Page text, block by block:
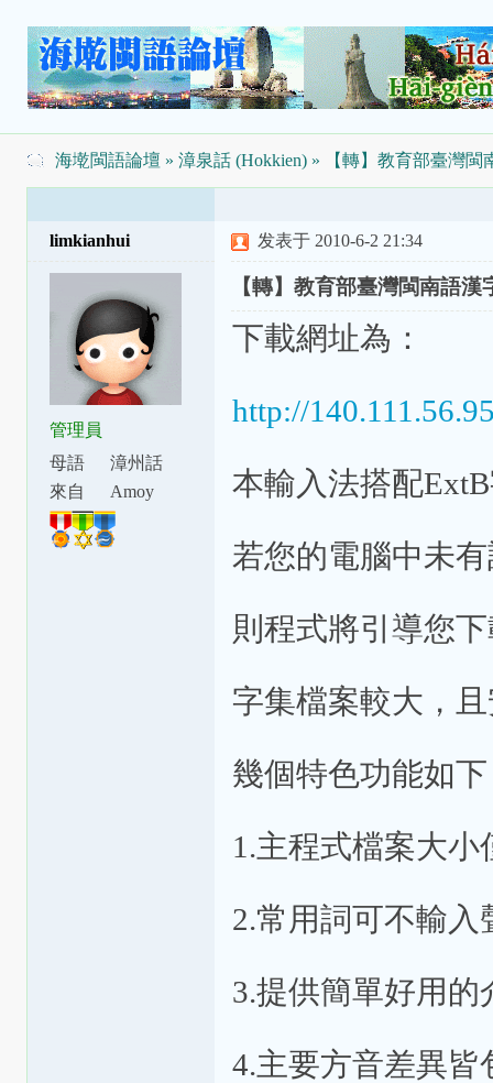
海墘閩語論壇 » 漳泉話 (Hokkien)» 【轉】教育部臺灣閩
limkianhui
管理員
母語
漳州話
來自
Amoy
发表于 2010-6-2 21:34
【轉】教育部臺灣閩南語
下載網址為：
http://
本輸入法搭配
若您的電腦中未
則程式將引導您
字集檔案較大，
幾個特色功能如
1.主程式檔案大
2.常用詞可不輸
3.提供簡單好用
4.主要方音差異